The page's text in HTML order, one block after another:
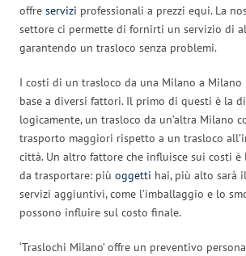
offre servizi professionali a prezzi equi. La
settore ci permette di fornirti un servizio di
garantendo un trasloco senza problemi.
I costi di un trasloco da una Milano a Milano
base a diversi fattori. Il primo di questi è la
logicamente, un trasloco da un’altra Milano
trasporto maggiori rispetto a un trasloco
città. Un altro fattore che influisce sui costi
da trasportare: più oggetti hai, più alto sarà
servizi aggiuntivi, come l’imballaggio e lo
possono influire sul costo finale.
‘Traslochi Milano’ offre un preventivo